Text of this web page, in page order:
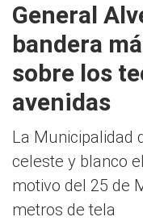
General
bandera
sobre los
avenidas
La Municipalidad
celeste y blanco
motivo del 25 de
metros de tela